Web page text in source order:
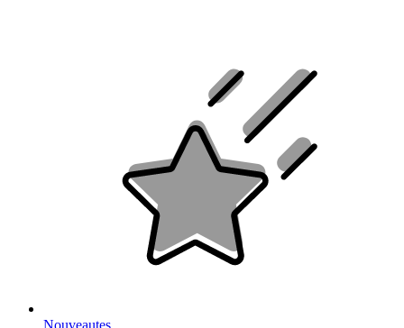
Nouveautes